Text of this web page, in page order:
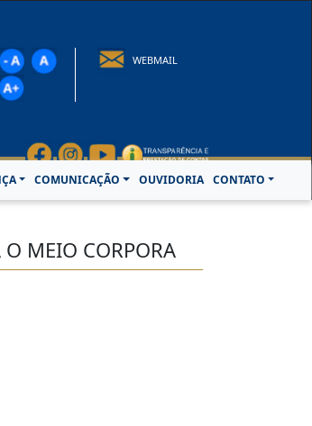
WEBMAIL
COMUNICAÇÃO OUVIDORIA CONTATO
MEIO CORPORA